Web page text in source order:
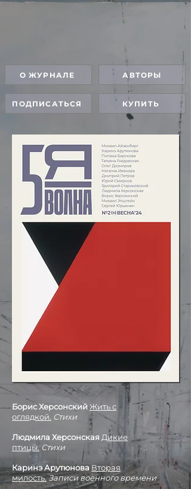
О ЖУРНАЛЕ АВТОРЫ
ПОДПИСАТЬСЯ КУПИТЬ
Борис ХерсонскийЖить с
оглядкой. Стихи
Людмила Херсонская Дикие
птицы. Стихи
Каринэ Арутюнова Вторая
милость.Записи военного времени